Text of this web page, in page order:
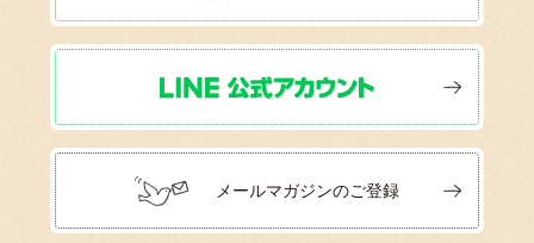
メールマガジンのご登録